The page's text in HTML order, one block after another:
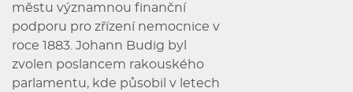
městu významnou finanční
podporu pro zřízení nemocnice v
roce 1883. Johann Budig byl
zvolen poslancem rakouského
parlamentu, kde působil v letech